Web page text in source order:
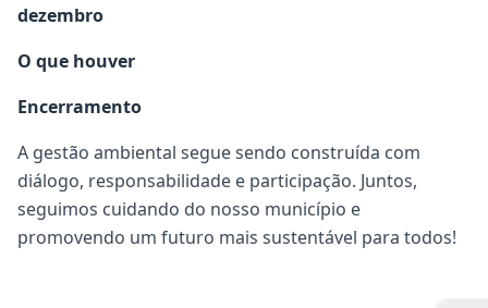
dezembro
O que houver
Encerramento
A gestão ambiental segue sendo construída com
diálogo, responsabilidade e participação. Juntos,
seguimos cuidando do nosso município e
promovendo um futuro mais sustentável para todos!